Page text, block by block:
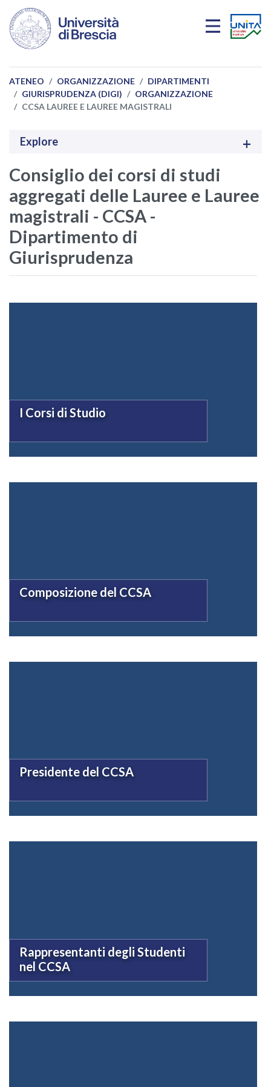
Salta al contenuto principale
ATENEO ORGANIZZAZIONE
DIPARTIMENTI
GIURISPRUDENZA (DIGI)
ORGANIZZAZIONE
CCSA LAUREE E LAUREE MAGISTRALI
Explore
Consiglio dei corsi di studi
aggregati delle Lauree e Lauree
magistrali - CCSA -
Dipartimento di
Giurisprudenza
I Corsi di Studio
Composizione del CCSA
Presidente del CCSA
Rappresentanti degli Studenti
nel CCSA